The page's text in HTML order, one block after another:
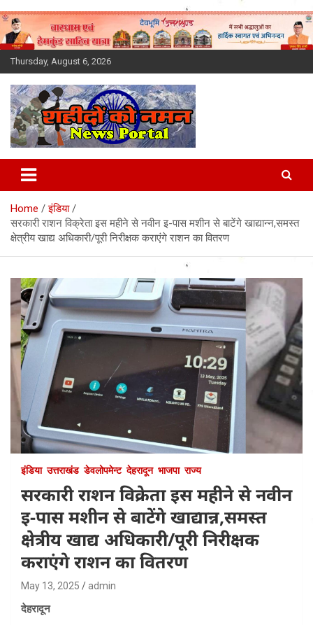
Skip
to
content
Thursday, August 6, 2026
Latest News Today, Breaking
News, Uttarakhand News in
Hindi
Home
इंडिया
सरकारी राशन विक्रेता इस महीने से नवीन इ-पास मशीन से बाटेंगे खाद्यान्न,समस्त
क्षेत्रीय खाद्य अधिकारी/पूरी निरीक्षक कराएंगे राशन का वितरण
इंडिया उत्तराखंड डेवलोपमेन्ट देहरादून भाजपा राज्य
सरकारी राशन विक्रेता इस महीने से नवीन
इ-पास मशीन से बाटेंगे खाद्यान्न,समस्त
क्षेत्रीय खाद्य अधिकारी/पूरी निरीक्षक
कराएंगे राशन का वितरण
May 13, 2025 admin
देहरादून